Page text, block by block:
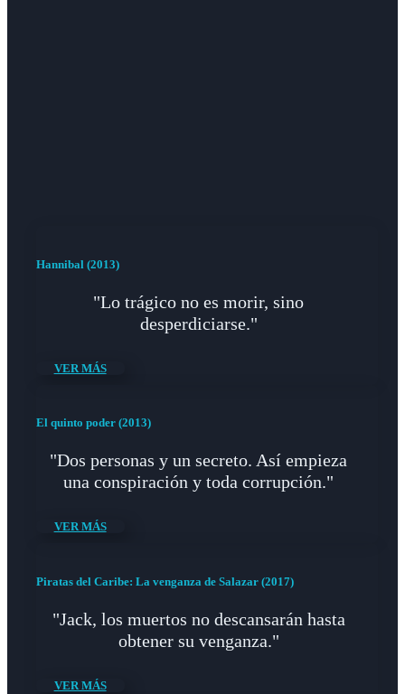
Hannibal (2013)
"Lo trágico no es morir, sino
desperdiciarse."
VER MÁS
El quinto poder (2013)
"Dos personas y un secreto. Así empieza
una conspiración y toda corrupción."
VER MÁS
Piratas del Caribe: La venganza de Salazar (2017)
"Jack, los muertos no descansarán hasta
obtener su venganza."
VER MÁS